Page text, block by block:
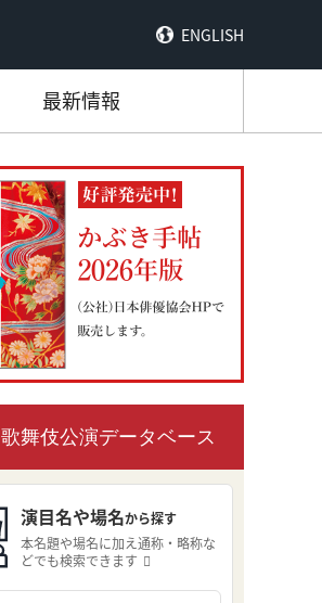
ENGLISH
最新情報
歌舞伎公演データベース
演目名や場名から探す
本名題や場名に加え通称・略称な
どでも検索できます